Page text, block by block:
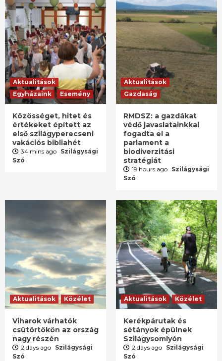
Aktualitások
Egyházaink
Esemény
Közösséget, hitet és
értékeket épített az
első szilágyperecseni
vakációs bibliahét
34 mins ago Szilágysági
Szó
Aktualitások
Gazdaság
RMDSZ: a gazdákat
védő javaslatainkkal
fogadta el a
parlament a
biodiverzitási
stratégiát
19 hours ago Szilágysági
Szó
Aktualitások Közélet
Viharok várhatók
csütörtökön az ország
nagy részén
2 days ago Szilágysági
Szó
Aktualitások Közélet
Kerékpárutak és
sétányok épülnek
Szilágysomlyón
2 days ago Szilágysági
Szó